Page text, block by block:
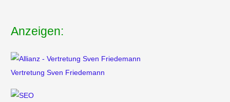
Anzeigen:
VertretungSven Friedemann